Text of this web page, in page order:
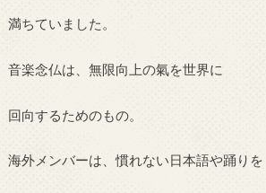
満ちていました。
音楽念仏は、無限向上の氣を世界に
回向するためのもの。
海外メンバーは、慣れない日本語や踊りを